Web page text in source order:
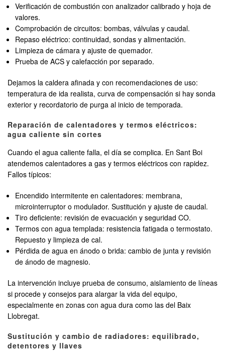
Verificación de combustión con analizador calibrado y hoja de
valores.
Comprobación de circuitos: bombas, válvulas y caudal.
Repaso eléctrico: continuidad, sondas y alimentación.
Limpieza de cámara y ajuste de quemador.
Prueba de ACS y calefacción por separado.
Dejamos la caldera afinada y con recomendaciones de uso:
temperatura de ida realista, curva de compensación si hay sonda
exterior y recordatorio de purga al inicio de temporada.
Reparación de calentadores y termos eléctricos:
agua caliente sin cortes
Cuando el agua caliente falla, el día se complica. En Sant Boi
atendemos calentadores a gas y termos eléctricos con rapidez.
Fallos típicos:
Encendido intermitente en calentadores: membrana,
microinterruptor o modulador. Sustitución y ajuste de caudal.
Tiro deficiente: revisión de evacuación y seguridad CO.
Termos con agua templada: resistencia fatigada o termostato.
Repuesto y limpieza de cal.
Pérdida de agua en ánodo o brida: cambio de junta y revisión
de ánodo de magnesio.
La intervención incluye prueba de consumo, aislamiento de líneas
si procede y consejos para alargar la vida del equipo,
especialmente en zonas con agua dura como las del Baix
Llobregat.
Sustitución y cambio de radiadores: equilibrado,
detentores y llaves